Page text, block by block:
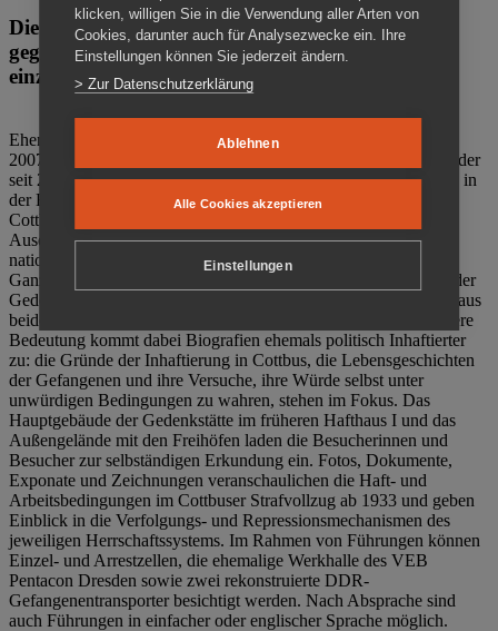
Die Gedenkstätte Zuchthaus Cottbus ist ein Ort
gegen das Vergessen. Anschaulich, nah und
einzigartig.
Ehemalige politische Häftlinge der DDR gründeten im Oktober
2007 den Verein Menschenrechtszentrum Cottbus e. V. (MRZ), der
seit 2011 Eigentümer des ehemaligen Gefängnisses (1860-2002) in
der Bautzener Straße und Träger der Gedenkstätte Zuchthaus
Cottbus ist. Im Zentrum der Arbeit der Gedenkstätte steht die
Auseinandersetzung mit politischem Unrecht während der
nationalsozialistischen Terrorherrschaft und der SED-Diktatur.
Ganzjährig zeigen mehrere Dauer- und Sonderausstellungen in der
Gedenkstätte Zuchthaus Cottbus Beispiele politischen Unrechts aus
beiden deutschen Diktaturen des 20. Jahrhunderts. Eine besondere
Bedeutung kommt dabei Biografien ehemals politisch Inhaftierter
zu: die Gründe der Inhaftierung in Cottbus, die Lebensgeschichten
der Gefangenen und ihre Versuche, ihre Würde selbst unter
unwürdigen Bedingungen zu wahren, stehen im Fokus. Das
Hauptgebäude der Gedenkstätte im früheren Hafthaus I und das
Außengelände mit den Freihöfen laden die Besucherinnen und
Besucher zur selbständigen Erkundung ein. Fotos, Dokumente,
Exponate und Zeichnungen veranschaulichen die Haft- und
Arbeitsbedingungen im Cottbuser Strafvollzug ab 1933 und geben
Einblick in die Verfolgungs- und Repressionsmechanismen des
jeweiligen Herrschaftssystems. Im Rahmen von Führungen können
Einzel- und Arrestzellen, die ehemalige Werkhalle des VEB
Pentacon Dresden sowie zwei rekonstruierte DDR-
Gefangenentransporter besichtigt werden. Nach Absprache sind
auch Führungen in einfacher oder englischer Sprache möglich.
klicken, willigen Sie in die Verwendung aller Arten von
Cookies, darunter auch für Analysezwecke ein. Ihre
Einstellungen können Sie jederzeit ändern.
> Zur Datenschutzerklärung
Ablehnen
Alle Cookies akzeptieren
Einstellungen